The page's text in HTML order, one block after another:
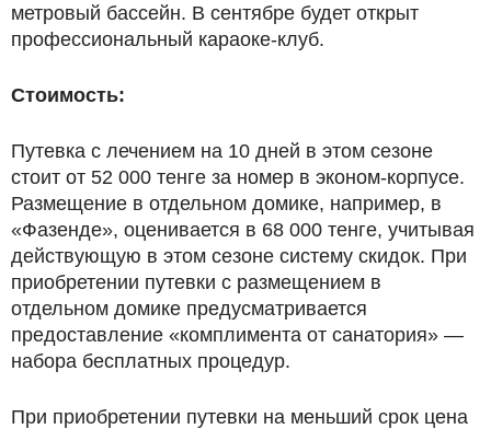
метровый бассейн. В сентябре будет открыт
профессиональный караоке­-клуб.
Стоимость:
Путевка с лечением на 10 дней в этом сезоне
стоит от 52 000 тенге за номер в эконом­-корпусе.
Размещение в отдельном домике, например, в
«Фазенде», оценивается в 68 000 тенге, учитывая
действующую в этом сезоне систему скидок. При
приобретении путевки с размещением в
отдельном домике предусматривается
предоставление «комплимента от санатория» —
набора бесплатных процедур.
При приобретении путевки на меньший срок цена